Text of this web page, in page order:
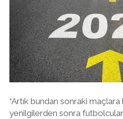
YAZMADAN
HABERLER /
twitter
“Artık bundan sonraki maçlara
yenilgilerden sonra